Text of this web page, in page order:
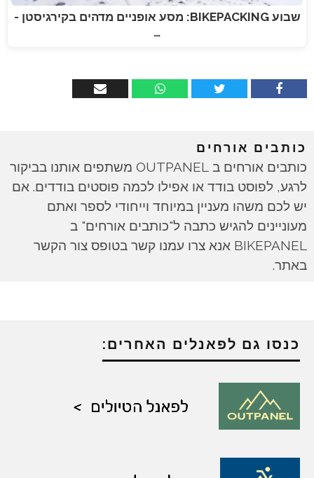
שבוע BIKEPACKING: מסע אופניים מדהים בקירגיסטן -
…
כותבים אורחים
כותבים אורחים ב OUTPANEL משתפים אותנו בביקור
לרגע, לפוסט בודד או אפילו לכמה פוסטים בודדים. אם
יש לכם משהו מעניין במיוחד וייחודי לספר ואתם
מעוניינים להגיש כתבה ל"כותבים אורחים" ב
BIKEPANEL אנא צרו עמנו קשר בטופס צור הקשר
באתר.
כנסו גם לפאנלים האחרים: